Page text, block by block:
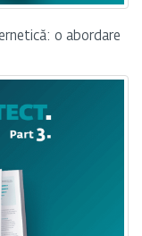
o abordare